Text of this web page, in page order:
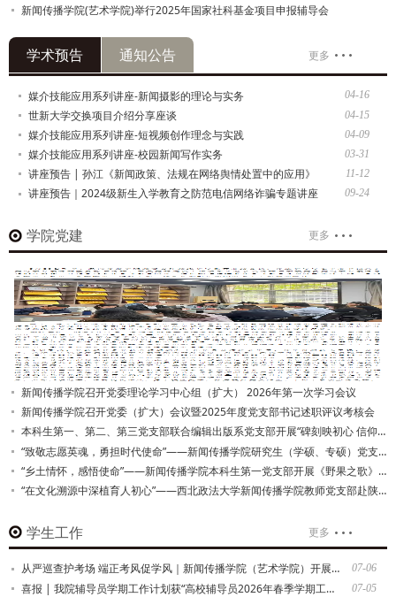
新闻传播学院(艺术学院)举行2025年国家社科基金项目申报辅导会
学术预告 通知公告 更多
04-16
媒介技能应用系列讲座-新闻摄影的理论与实务
04-15
世新大学交换项目介绍分享座谈
04-09
媒介技能应用系列讲座-短视频创作理念与实践
03-31
媒介技能应用系列讲座-校园新闻写作实务
11-12
讲座预告 | 孙江《新闻政策、法规在网络舆情处置中的应用》
09-24
讲座预告｜2024级新生入学教育之防范电信网络诈骗专题讲座
学院党建 更多
新闻传播学院召开党委理论学习中心组（扩大） 2026年第一次学习会议
新闻传播学院召开党委（扩大）会议暨2025年度党支部书记述职评议考核会
本科生第一、第二、第三党支部联合编辑出版系党支部开展“碑刻映初心 信仰照征程”主题党日活动
“致敬志愿英魂，勇担时代使命”——新闻传播学院研究生（学硕、专硕）党支部开展主题党日观影活动
“乡土情怀，感悟使命”——新闻传播学院本科生第一党支部开展《野果之歌》观影活动
“在文化溯源中深植育人初心”——西北政法大学新闻传播学院教师党支部赴陕历博秦汉馆开展主题党日活动
学生工作 更多
07-06
从严巡查护考场 端正考风促学风｜新闻传播学院（艺术学院）开展期末巡考工作
07-05
喜报 | 我院辅导员学期工作计划获“高校辅导员2026年春季学期工作计划征集活动”优秀作品